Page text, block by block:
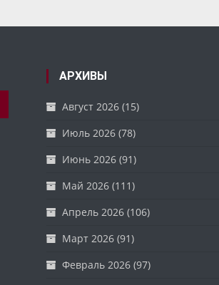
АРХИВЫ
Август 2026(15)
Июль 2026(78)
Июнь 2026(91)
Май 2026(111)
Апрель 2026(106)
Март 2026(91)
Февраль 2026(97)